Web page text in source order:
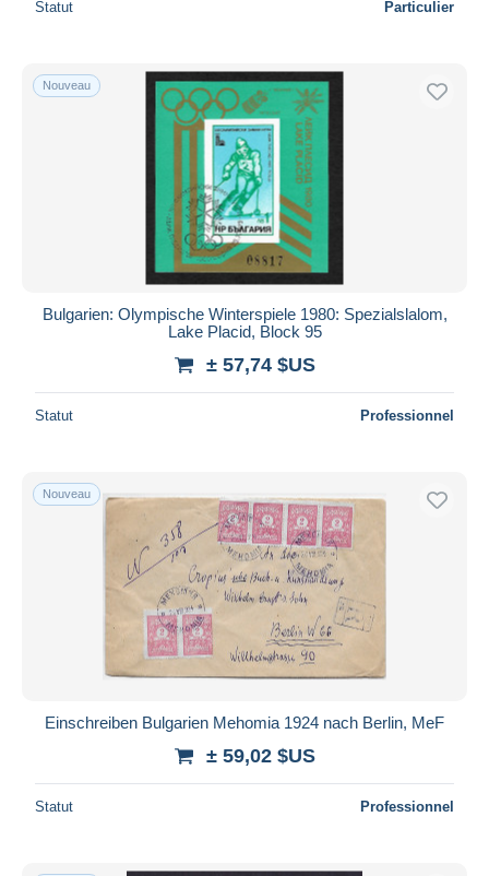
Statut Particulier
Nouveau
Bulgarien: Olympische Winterspiele 1980: Spezialslalom,
Lake Placid, Block 95
± 57,74 $US
Statut Professionnel
Nouveau
Einschreiben Bulgarien Mehomia 1924 nach Berlin, MeF
± 59,02 $US
Statut Professionnel